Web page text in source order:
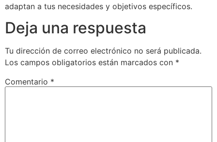
adaptan a tus necesidades y objetivos específicos.
Deja una respuesta
Tu dirección de correo electrónico no será publicada.
Los campos obligatorios están marcados con *
Comentario *